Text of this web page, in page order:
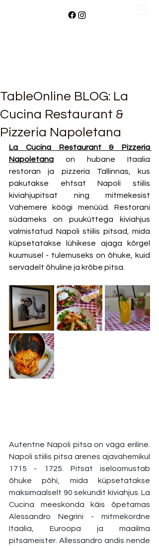
TableOnline BLOG: La
Cucina Restaurant &
Pizzeria Napoletana
La Cucina Restaurant & Pizzeria
Napoletana on hubane Itaalia
restoran ja pizzeria Tallinnas, kus
pakutakse ehtsat Napoli stiilis
kiviahjupitsat ning mitmekesist
Vahemere köögi menüüd. Restorani
südameks on puuküttega kiviahjus
valmistatud Napoli stiilis pitsad, mida
küpsetatakse lühikese ajaga kõrgel
kuumusel - tulemuseks on õhuke, kuid
servadelt õhuline ja krõbe pitsa.
Autentne Napoli pitsa on väga eriline.
Napoli stiilis pitsa arenes ajavahemikul
1715 - 1725. Pitsat iseloomustab
õhuke põhi, mida küpsetatakse
maksimaalselt 90 sekundit kiviahjus. La
Cucina meeskonda käis õpetamas
Alessandro Negrini - mitmekordne
Itaalia, Euroopa ja maailma
pitsameister. Allessandro andis nende